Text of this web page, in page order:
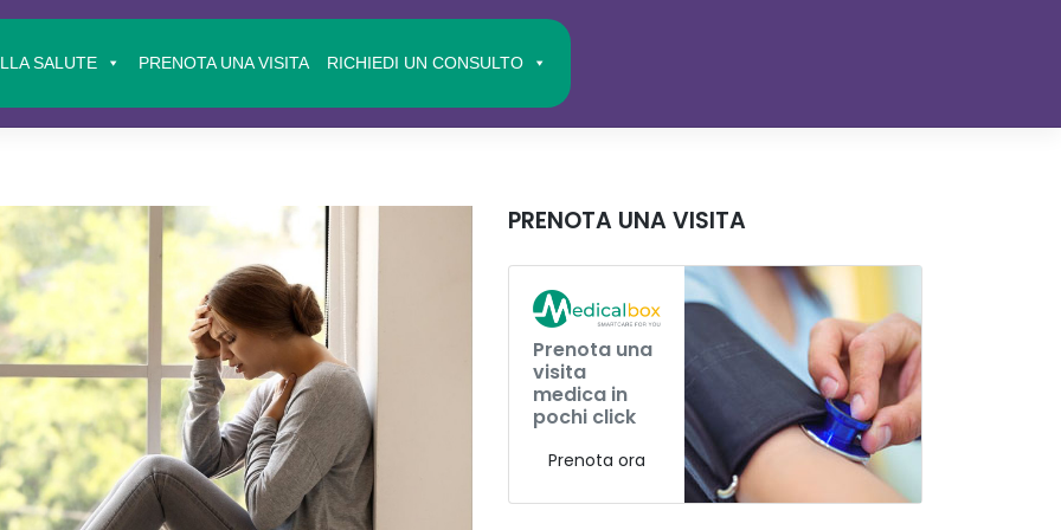
SALUTE PRENOTA UNA VISITA RICHIEDI UN CONSULTO
PRENOTA UNA VISITA
Prenota una
visita
medica in
pochi click
Prenota ora